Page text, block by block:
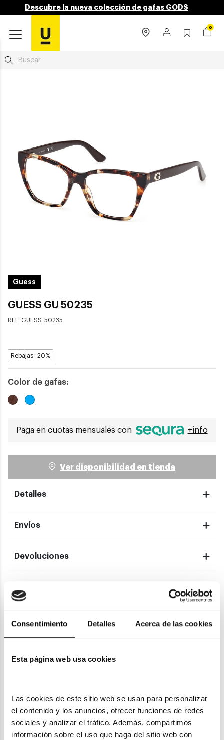
Consentimiento Detalles Acerca de las cookies
Esta página web usa cookies
Las cookies de este sitio web se usan para personalizar
el contenido y los anuncios, ofrecer funciones de redes
sociales y analizar el tráfico. Además, compartimos
información sobre el uso que haga del sitio web con
Descubre la nueva colección de gafas GODS
0
Guess
GUESS GU 50235
REF: GUESS-50235
Rebajas -20%
Color de gafas:
Paga en cuotas mensuales con +info
Ver disponibilidad en tienda
Detalles
Envíos
Devoluciones
También te puede gustar